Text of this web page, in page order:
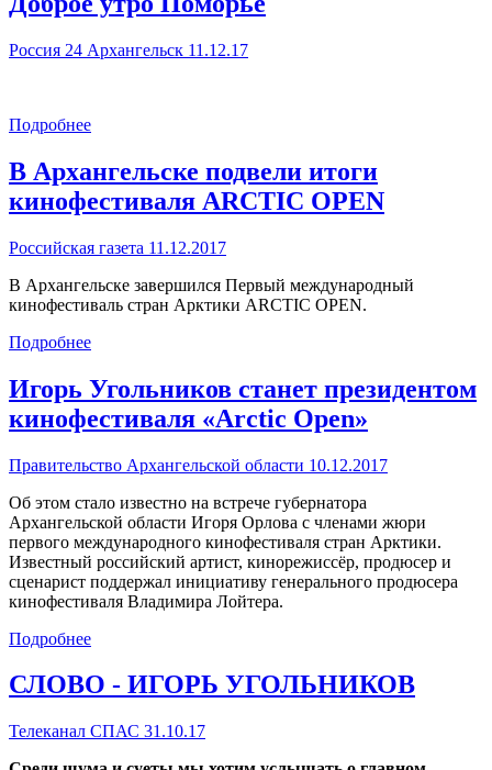
Россия 24 Архангельск 11.12.17
Подробнее
В Архангельске подвели итоги
кинофестиваля ARCTIC OPEN
Российская газета 11.12.2017
В Архангельске завершился Первый международный
кинофестиваль стран Арктики ARCTIC OPEN.
Подробнее
Игорь Угольников станет президентом
кинофестиваля «Arctic Open»
Правительство Архангельской области 10.12.2017
Об этом стало известно на встрече губернатора
Архангельской области Игоря Орлова с членами жюри
первого международного кинофестиваля стран Арктики.
Известный российский артист, кинорежиссёр, продюсер и
сценарист поддержал инициативу генерального продюсера
кинофестиваля Владимира Лойтера.
Подробнее
СЛОВО - ИГОРЬ УГОЛЬНИКОВ
Телеканал СПАС 31.10.17